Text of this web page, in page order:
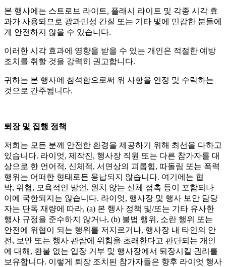
본 행사에는 스트로브 라이트, 플래시 라이트 및 각종 시각 효
과가 사용되므로 광과민성 간질 또는 기타 빛에 민감한 분들에
게 안전하지 않을 수 있습니다.
이러한 시각 효과에 영향을 받을 수 있는 개인은 적절한 예방
조치를 취할 것을 강력히 권고합니다.
귀하는 본 행사에 참석함으로써 위 사항을 인정 및 수락하는
것으로 간주됩니다.
퇴장 및 집행 정책
저희는 모든 분께 안전한 환경을 제공하기 위해 최선을 다하고
있습니다. 라이엇, 제작진, 행사장 직원 또는 다른 참가자를 대
상으로 한 언어적, 신체적, 서면상의 괴롭힘, 따돌림 또는 폭력
행위는 어떠한 형태로든 용납되지 않습니다. 여기에는 협
박, 위협, 모욕적인 발언, 원치 않는 신체 접촉 등이 포함되나
이에 국한되지는 않습니다. 라이엇, 행사장 및 행사 보안 담당
자는 단독 재량에 따라, (a) 본 행사 정책 및/또는 기타 유사한
행사 규정을 준수하지 않거나, (b) 불법 행위, 소란 행위 또는
안전에 위협이 되는 행위를 저지르거나, 행사장 내 타인의 안
전, 보안 또는 행사 관람에 위험을 초래한다고 판단되는 개인
에 대해, 환불 없는 입장 거부 및 행사장에서 퇴장시킬 권리를
보유합니다. 이렇게 퇴장 조치된 참가자들은 향후 라이엇 행사